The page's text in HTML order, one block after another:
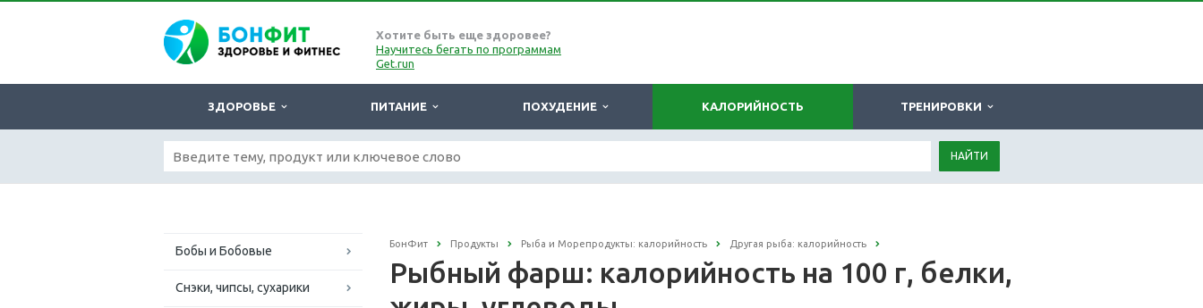
Хотите быть еще здоровее?
Научитесь бегать по программам
Get.run
ЗДОРОВЬЕ ПИТАНИЕ ПОХУДЕНИЕ КАЛОРИЙНОСТЬ ТРЕНИРОВКИ
НАЙТИ
Бобы и Бобовые
Снэки, чипсы, сухарики
БонФит Продукты Рыба и Морепродукты: калорийность Другая рыба: калорийность
Рыбный фарш: калорийность на 100 г, белки,